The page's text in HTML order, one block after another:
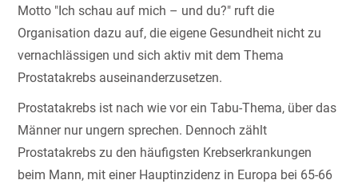
Motto "Ich schau auf mich – und du?" ruft die
Organisation dazu auf, die eigene Gesundheit nicht zu
vernachlässigen und sich aktiv mit dem Thema
Prostatakrebs auseinanderzusetzen.
Prostatakrebs ist nach wie vor ein Tabu-Thema, über das
Männer nur ungern sprechen. Dennoch zählt
Prostatakrebs zu den häufigsten Krebserkrankungen
beim Mann, mit einer Hauptinzidenz in Europa bei 65-66